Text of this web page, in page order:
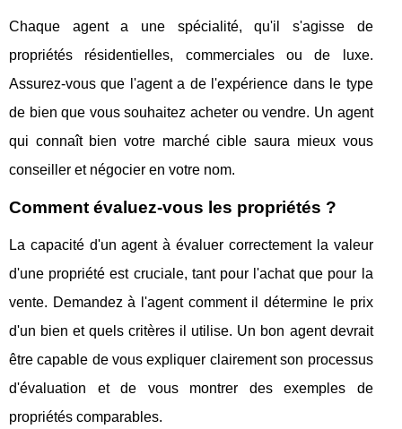
Chaque agent a une spécialité, qu'il s'agisse de
propriétés résidentielles, commerciales ou de luxe.
Assurez-vous que l'agent a de l'expérience dans le type
de bien que vous souhaitez acheter ou vendre. Un agent
qui connaît bien votre marché cible saura mieux vous
conseiller et négocier en votre nom.
Comment évaluez-vous les propriétés ?
La capacité d'un agent à évaluer correctement la valeur
d'une propriété est cruciale, tant pour l'achat que pour la
vente. Demandez à l'agent comment il détermine le prix
d'un bien et quels critères il utilise. Un bon agent devrait
être capable de vous expliquer clairement son processus
d'évaluation et de vous montrer des exemples de
propriétés comparables.